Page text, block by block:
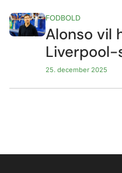
Alonso vil
25. december 2025
FODBOLD